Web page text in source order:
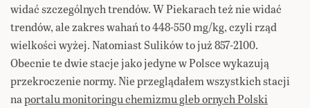
widać szczególnych trendów. W Piekarach też nie widać
trendów, ale zakres wahań to 448-550 mg/kg, czyli rząd
wielkości wyżej. Natomiast Sulików to już 857-2100.
Obecnie te dwie stacje jako jedyne w Polsce wykazują
przekroczenie normy. Nie przeglądałem wszystkich stacji
naportalu monitoringu chemizmu gleb ornych Polski